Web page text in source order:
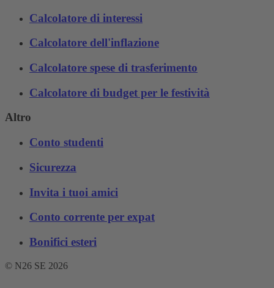
Calcolatore di interessi
Calcolatore dell'inflazione
Calcolatore spese di trasferimento
Calcolatore di budget per le festività
Altro
Conto studenti
Sicurezza
Invita i tuoi amici
Conto corrente per expat
Bonifici esteri
© N26 SE 2026